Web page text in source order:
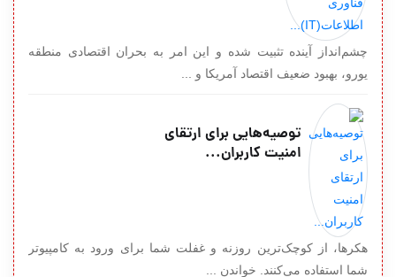
چشم‌انداز آینده تثبیت شده و این امر به بحران اقتصادی منطقه
یورو، بهبود ضعیف اقتصاد آمریكا و ...
توصیه‌هایی برای ارتقای
امنیت کاربران...
هکرها، از کوچک‌ترین روزنه و غفلت شما برای ورود به کامپیوتر
شما استفاده می‌کنند. خواندن ...